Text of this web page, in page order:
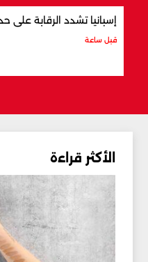
إسبانيا تشدد الرقابة على
قبل ساعة
الأكثر قراءة